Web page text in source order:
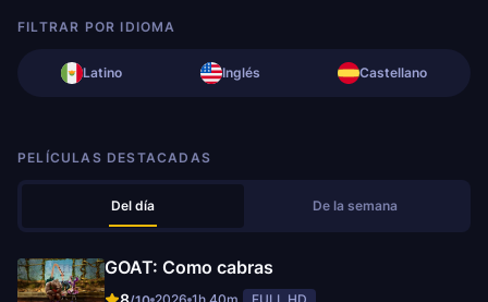
FILTRAR POR IDIOMA
Latino Inglés Castellano
PELÍCULAS DESTACADAS
Del día De la semana
GOAT: Como cabras